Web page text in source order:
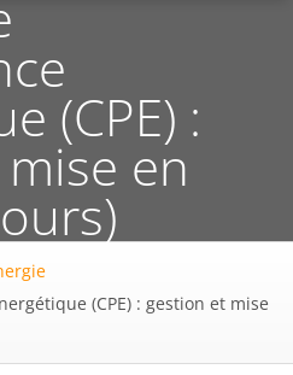
(CPE) :
en
(CPE) : gestion et mise